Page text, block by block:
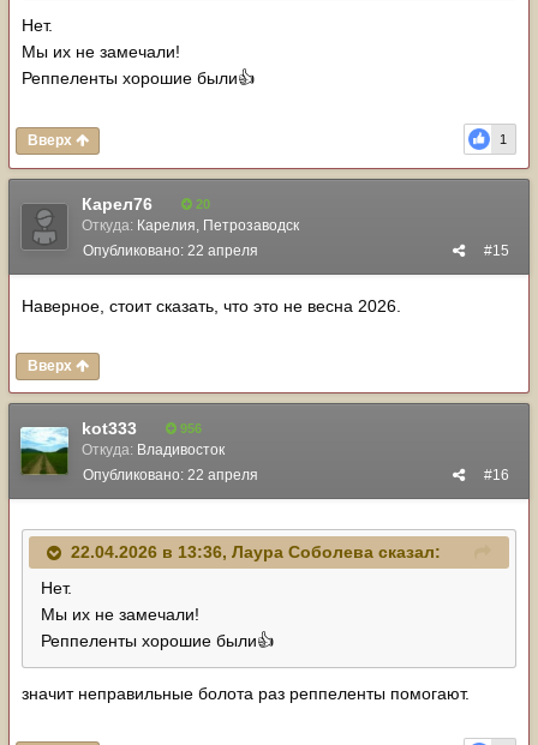
Нет.
Мы их не замечали!
Реппеленты хорошие были👍
1
Вверх
Карел76 20
Откуда: Карелия, Петрозаводск
#15
Опубликовано: 22 апреля
Наверное, стоит сказать, что это не весна 2026.
Вверх
kot333 956
Откуда: Владивосток
#16
Опубликовано: 22 апреля
22.04.2026 в 13:36, Лаура Соболева сказал:
Нет.
Мы их не замечали!
Реппеленты хорошие были👍
значит неправильные болота раз реппеленты помогают.